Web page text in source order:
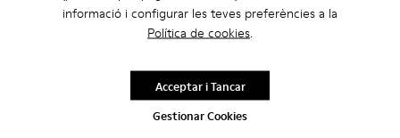
informació i configurar les teves preferències a la
Política de cookies.
Gestionar Cookies
Acceptar i TancarTwins - K101054-001 -
Twins